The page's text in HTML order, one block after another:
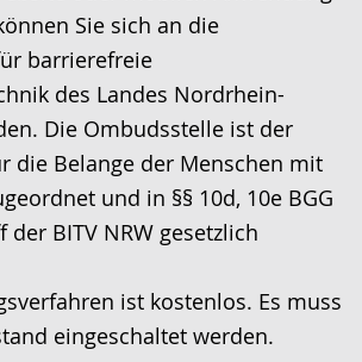
Sie sich an die
barrierefreie
des Landes Nordrhein-
Die Ombudsstelle ist der
die Belange der Menschen mit
und in §§ 10d, 10e BGG
der BITV NRW gesetzlich
ist kostenlos. Es muss
eingeschaltet werden.